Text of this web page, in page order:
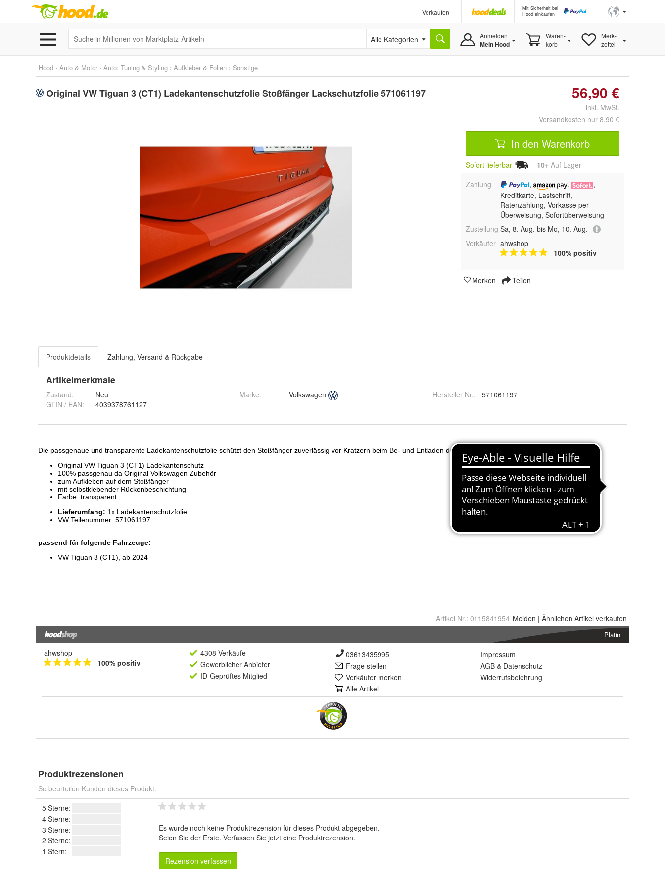
Verkaufen
Mit Sicherheit bei
Hood einkaufen
Alle Kategorien Anmelden
Mein Hood
Waren-
korb
Merk-
zettel
Hood › Auto & Motor › Auto: Tuning & Styling › Aufkleber & Folien › Sonstige
Original VW Tiguan 3 (CT1) Ladekantenschutzfolie Stoßfänger Lackschutzfolie 571061197 56,90 €
inkl. MwSt.
Versandkosten nur 8,90 €
In den Warenkorb
Sofort lieferbar 10+ Auf Lager
Zahlung
, ,
,
Kreditkarte, Lastschrift,
Ratenzahlung, Vorkasse per
Überweisung, Sofortüberweisung
Zustellung Sa, 8. Aug. bis Mo, 10. Aug.
Verkäufer ahwshop
100% positiv
Merken Teilen
Produktdetails Zahlung, Versand & Rückgabe
Artikelmerkmale
Zustand:
Neu
GTIN / EAN:
4039378761127
Marke: Volkswagen Hersteller Nr.: 571061197
Artikel Nr.: 0115841954 Melden | Ähnlichen Artikel verkaufen
Platin
ahwshop
100% positiv
4308 Verkäufe
Gewerblicher Anbieter
ID-Geprüftes Mitglied
03613435995
Frage stellen
Verkäufer merken
Alle Artikel
Impressum
AGB & Datenschutz
Widerrufsbelehrung
Produktrezensionen
So beurteilen Kunden dieses Produkt.
5 Sterne:
4 Sterne:
3 Sterne:
2 Sterne:
1 Stern:
Es wurde noch keine Produktrezension für dieses Produkt abgegeben.
Seien Sie der Erste. Verfassen Sie jetzt eine Produktrezension.
Rezension verfassen